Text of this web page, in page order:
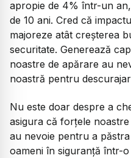
apropie de 4% într-un
de 10 ani. Cred că
majoreze atât creșterea
securitate. Generează
noastre de apărare au
noastră pentru
Nu este doar despre a
asigura că forțele
au nevoie pentru a
oameni în siguranță într-